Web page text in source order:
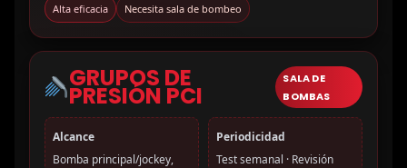
Alta eficacia Necesita sala de bombeo
GRUPOS DE
PRESIÓN PCI
SALA DE
BOMBAS
Alcance
Bomba principal/jockey,
Periodicidad
Test semanal · Revisión